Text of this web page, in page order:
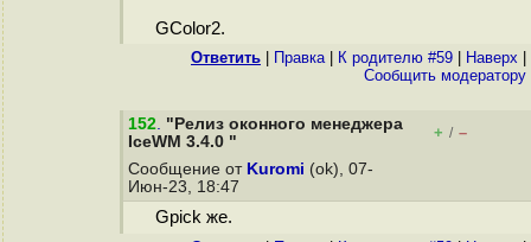
GColor2.
Ответить Правка| К родителю #59 Наверх
Cообщить модератору
152. "Релиз оконного менеджера
IceWM 3.4.0 "
+ / –
Сообщение от Kuromi (ok), 07-
Июн-23, 18:47
Gpick же.